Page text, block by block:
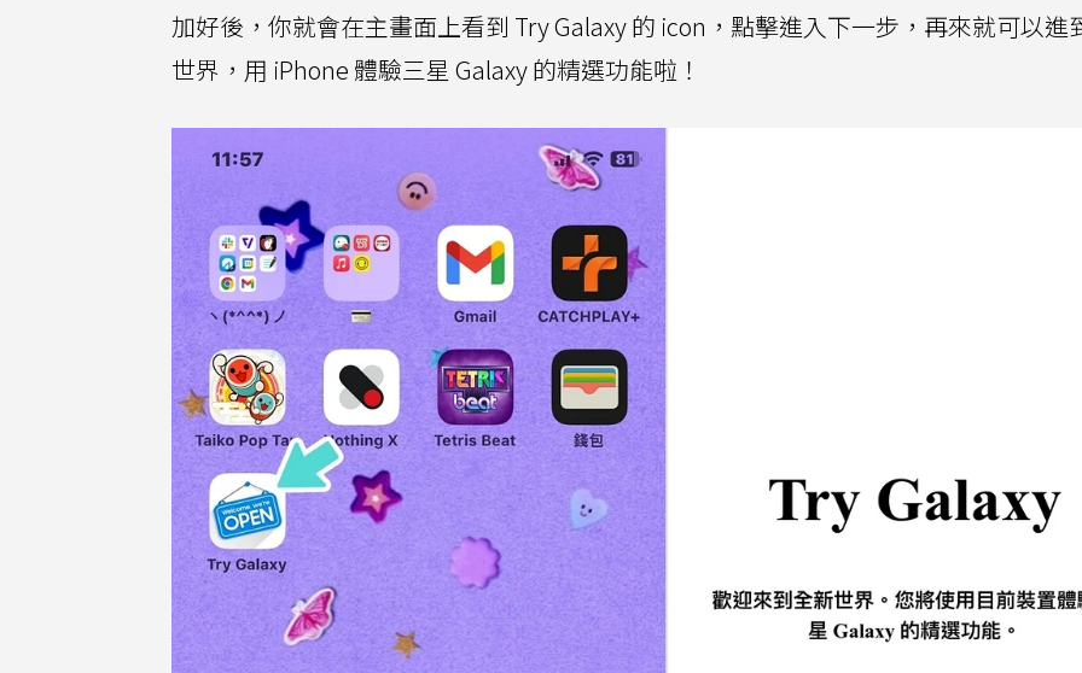
加好後，你就會在主畫面上看到 Try Galaxy 的 icon，點擊進入下一步，再來就可以進
世界，用 iPhone 體驗三星 Galaxy 的精選功能啦！